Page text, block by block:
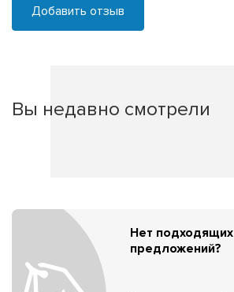
Добавить отзыв
Вы недавно смотрели
Нет подходящих
предложений?